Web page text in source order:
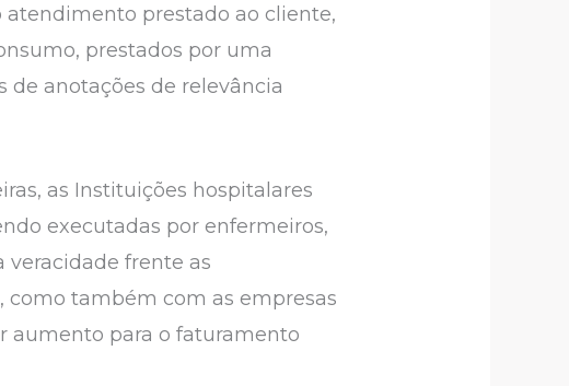
atendimento prestado ao cliente,
prestados por uma
de anotações de relevância
as Instituições hospitalares
executadas por enfermeiros,
frente as
como também com as empresas
aumento para o faturamento